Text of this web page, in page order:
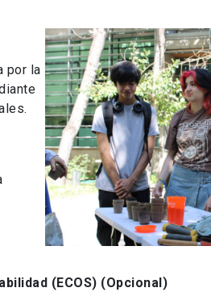
por la
(ECOS) (Opcional)